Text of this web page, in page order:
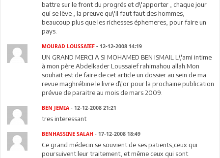
battre sur le front du progrés et d\'apporter , chaque jour
qui se lève , la preuve qu\'il faut faut des hommes,
beaucoup plus que les richesses éphemeres, pour faire un
pays.
MOURAD LOUSSAIEF - 12-12-2008 14:19
UN GRAND MERCI A SI MOHAMED BEN ISMAIL L\'ami intime
à mon père Abdelkader Loussaief rahimahou allah.Mon
souhait est de faire de cet article un dossier au sein de ma
revue maghrébine le livre d\'or pour la prochaine publication
prévue de paraitre au mois de mars 2009.
BEN JEMIA - 12-12-2008 21:21
tres interessant
BENHASSINE SALAH - 17-12-2008 18:49
Ce grand médecin se souvient de ses patients,ceux qui
poursuivent leur traitement, et même ceux qui sont